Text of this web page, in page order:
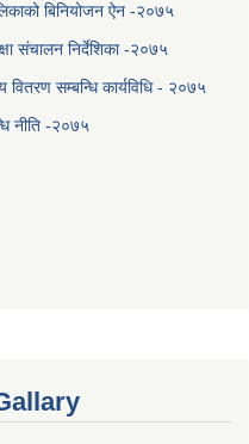
बिनियोजन ऐन -२०७५
संचालन निर्देशिका -२०७५
वितरण सम्बन्धि कार्यविधि - २०७५
नीति -२०७५